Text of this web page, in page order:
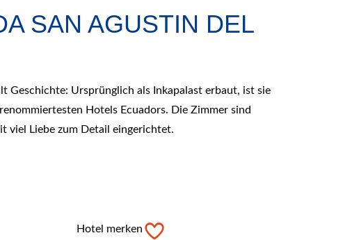
SAN AGUSTIN DEL
Geschichte: Ursprünglich als Inkapalast erbaut, ist sie
Hotels Ecuadors. Die Zimmer sind
viel Liebe zum Detail eingerichtet.
Hotel merken